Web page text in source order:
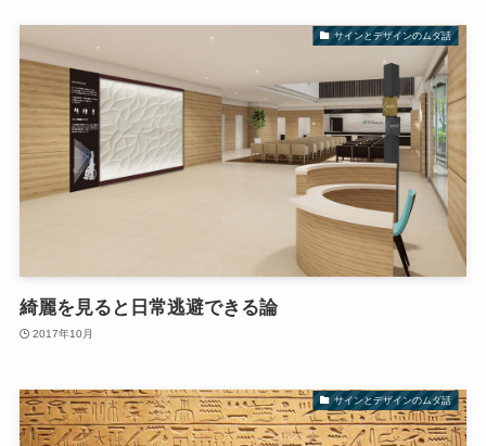
サインとデザインのムダ話
綺麗を見ると日常逃避できる論
2017年10月
サインとデザインのムダ話